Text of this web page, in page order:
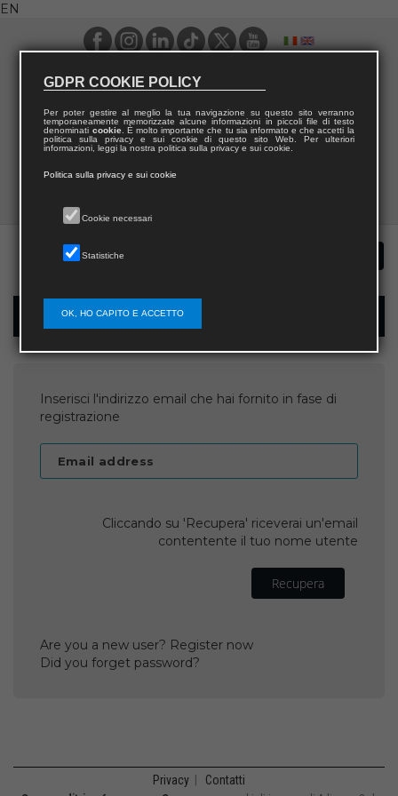
EN
Username recovery
Inserisci l'indirizzo email che hai fornito in fase di
registrazione
Email address
Cliccando su 'Recupera' riceverai un'email
contentente il tuo nome utente
Recupera
Are you a new user? Register now
Did you forget password?
Privacy Contatti
GDPR COOKIE POLICY
Per poter gestire al meglio la tua navigazione su questo sito verranno
temporaneamente memorizzate alcune informazioni in piccoli file di testo
denominati cookie. È molto importante che tu sia informato e che accetti la
politica sulla privacy e sui cookie di questo sito Web. Per ulteriori
informazioni, leggi la nostra politica sulla privacy e sui cookie.
Politica sulla privacy e sui cookie
Cookie necessari
Statistiche
OK, HO CAPITO E ACCETTO